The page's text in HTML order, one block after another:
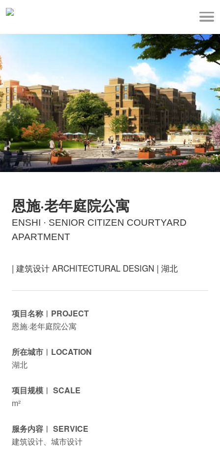
恩施·老年庭院公寓
ENSHI · SENIOR CITIZEN COURTYARD
APARTMENT
| 建筑设计 ARCHITECTURAL DESIGN | 湖北
项目名称︱PROJECT
恩施·老年庭院公寓
所在城市︱LOCATION
湖北
项目规模︱ SCALE
m²
服务内容︱ SERVICE
建筑设计、城市设计